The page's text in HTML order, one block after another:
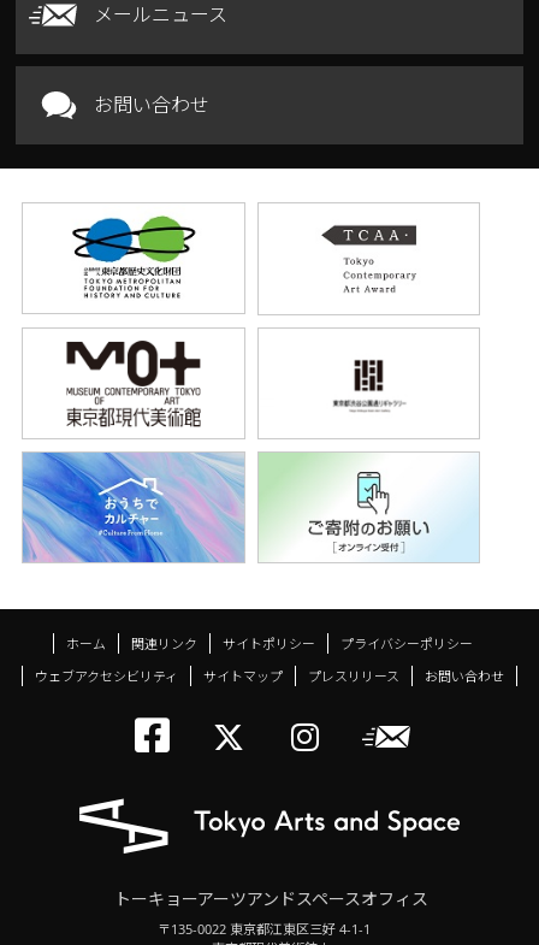
メールニュース
お問い合わせ
ホーム 関連リンク サイトポリシー
プライバシーポリシー
ウェブアクセシビリティ
サイトマップ プレスリリース お問い合わせ
トーキョーアーツ
メールニ
トーキョーアーツアンドスペースオフィス
〒135-0022 東京都江東区三好 4-1-1